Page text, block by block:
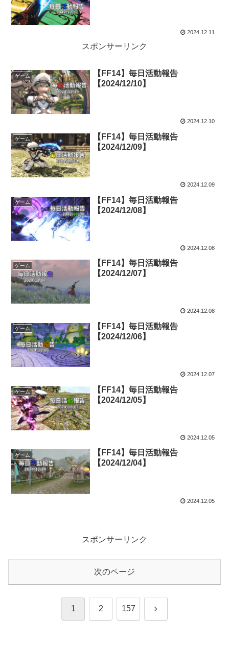
2024.12.11
スポンサーリンク
ゲーム
【FF14】毎日活動報告
【2024/12/10】
2024.12.10
ゲーム
【FF14】毎日活動報告
【2024/12/09】
2024.12.09
ゲーム
【FF14】毎日活動報告
【2024/12/08】
2024.12.08
ゲーム
【FF14】毎日活動報告
【2024/12/07】
2024.12.08
ゲーム
【FF14】毎日活動報告
【2024/12/06】
2024.12.07
ゲーム
【FF14】毎日活動報告
【2024/12/05】
2024.12.05
ゲーム
【FF14】毎日活動報告
【2024/12/04】
2024.12.05
スポンサーリンク
次のページ
1 2 157 次